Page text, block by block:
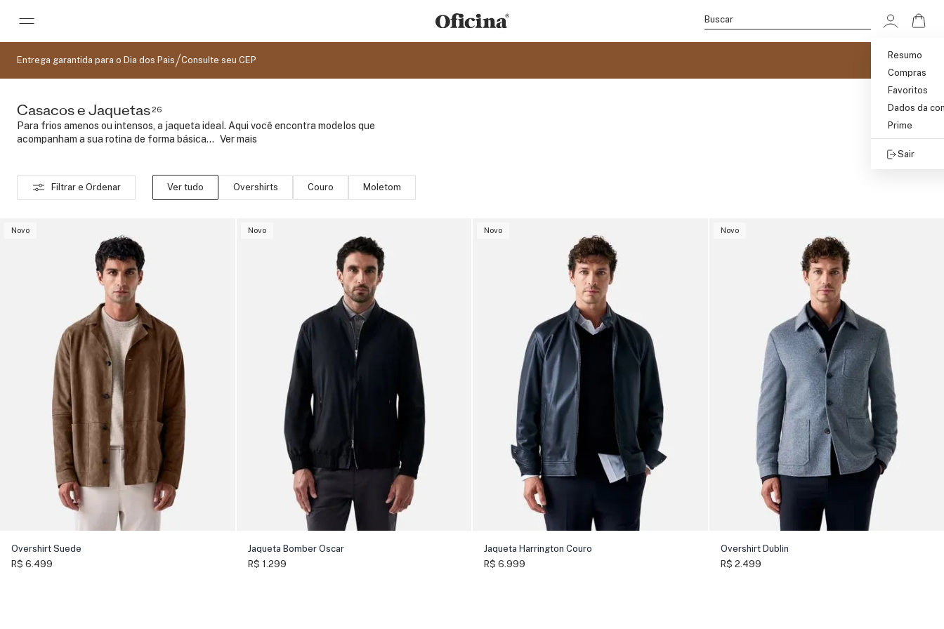
Buscar
Resumo
Compras
Favoritos
Dados da
Prime
Sair
Ir
Entrega garantida para o Dia dos Pais Consulte seu CEP
Casacos e Jaquetas26
Para frios amenos ou intensos, a jaqueta ideal. Aqui você encontra modelos que
acompanham a sua rotina de forma básica... Ver mais
Filtrar e Ordenar Ver tudo Overshirts Couro Moletom
Novo
Overshirt Suede
R$ 6.499
Novo
Jaqueta Bomber Oscar
R$ 1.299
Novo
Jaqueta Harrington Couro
R$ 6.999
Novo
Overshirt Dublin
R$ 2.499